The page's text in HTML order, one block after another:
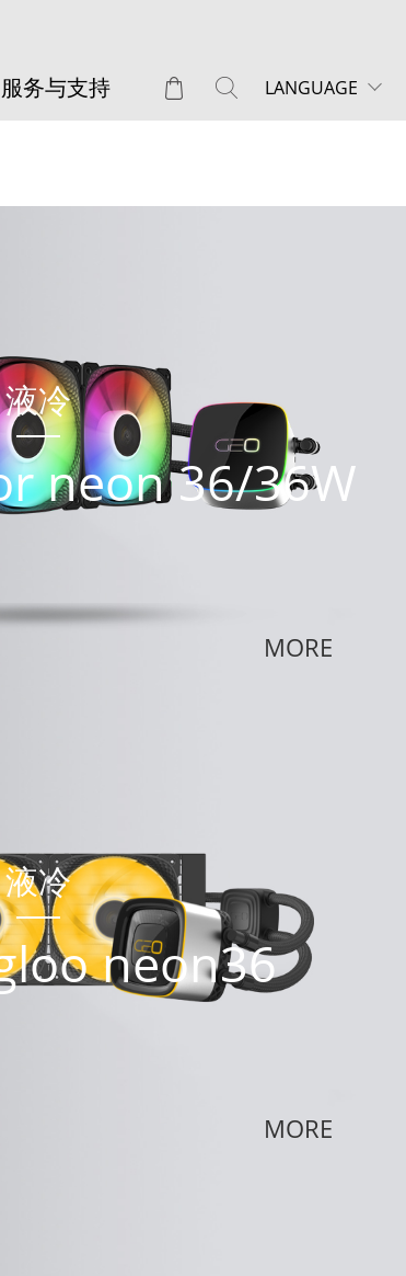
LANGUAGE
服务与支持
液冷
neon 36/36W
MORE
液冷
neon36
MORE